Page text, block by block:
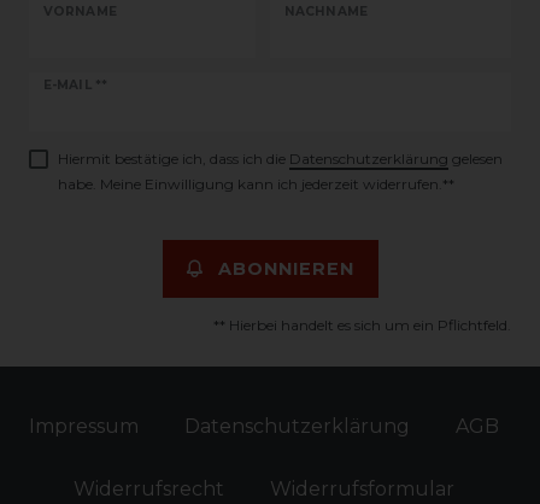
VORNAME NACHNAME
E-MAIL **
Newsletter
Hiermit bestätige ich, dass ich die Daten­schutz­erklärung gelesen
habe. Meine Einwilligung kann ich jederzeit widerrufen.**
ABONNIEREN
** Hierbei handelt es sich um ein Pflichtfeld.
Impressum Daten­schutz­erklärung AGB
Widerrufs­recht Widerrufs­formular